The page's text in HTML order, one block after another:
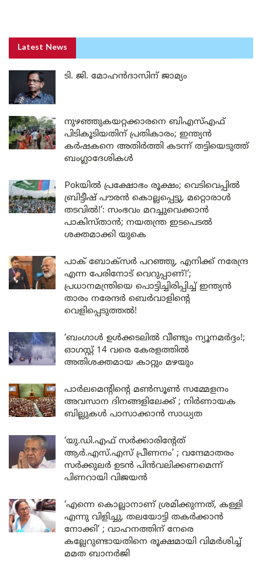
Latest News
ടി. ജി. മോഹൻദാസിന് ജാമ്യം
നുഴഞ്ഞുകയറ്റക്കാരനെ ബിഎസ്എഫ്
പിടികൂടിയതിന് പ്രതികാരം; ഇന്ത്യൻ
കർഷകനെ അതിർത്തി കടന്ന് തട്ടിയെടുത്ത്
ബംഗ്ലാദേശികൾ
Pokയിൽ പ്രക്ഷോഭം രൂക്ഷം; വെടിവെപ്പിൽ
ബ്രിട്ടീഷ് പൗരൻ കൊല്ലപ്പെട്ടു, മറ്റൊരാൾ
തടവിൽ!’: സംഭവം മറച്ചുവെക്കാൻ
പാകിസ്താൻ; നയതന്ത്ര ഇടപെടൽ
ശക്തമാക്കി യുകെ
പാക് ബോക്സർ പറഞ്ഞു, എനിക്ക് നരേന്ദ്ര
എന്ന പേരിനോട് വെറുപ്പാണ്!’;
പ്രധാനമന്ത്രിയെ പൊട്ടിച്ചിരിപ്പിച്ച് ഇന്ത്യൻ
താരം നരേന്ദർ ബെർവാളിന്റെ
വെളിപ്പെടുത്തൽ!
‘ബംഗാൾ ഉൾക്കടലിൽ വീണ്ടും ന്യൂനമർദ്ദം!;
ഓഗസ്റ്റ് 14 വരെ കേരളത്തിൽ
അതിശക്തമായ കാറ്റും മഴയും
പാർലമെന്റിന്റെ മൺസൂൺ സമ്മേളനം
അവസാന ദിനങ്ങളിലേക്ക് ; നിർണായക
ബില്ലുകൾ പാസാക്കാൻ സാധ്യത
‘യു.ഡി.എഫ് സർക്കാരിന്റേത്
ആർ.എസ്.എസ് പ്രീണനം’ ; വന്ദേമാതരം
സർക്കുലർ ഉടൻ പിൻവലിക്കണമെന്ന്
പിണറായി വിജയൻ
‘എന്നെ കൊല്ലാനാണ് ശ്രമിക്കുന്നത്, കള്ളി
എന്നു വിളിച്ചു, തലയോട്ടി തകർക്കാൻ
നോക്കി’ ; വാഹനത്തിന് നേരെ
കല്ലേറുണ്ടായതിനെ രൂക്ഷമായി വിമർശിച്ച്
മമത ബാനർജി